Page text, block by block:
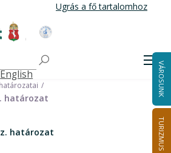
Ugrás a fő tartalomhoz
Honlapja
English VÁROSUNK
TURIZMUS
információk
és polgármester választás 2014
határozatai
határozat
határozat